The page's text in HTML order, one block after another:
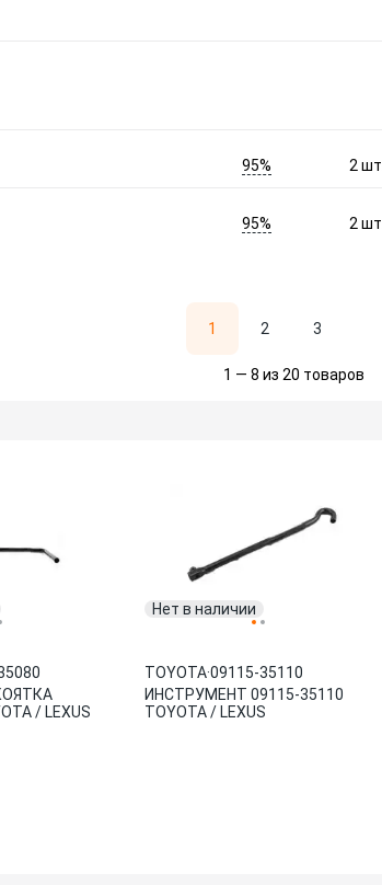
95% 2шт.
95% 2шт.
1 2 3
1 — 8 из 20 товаров
/ LEXUS
Нет в наличии
TOYOTA·09115-35110
ИНСТРУМЕНТ 09115-35110
TOYOTA / LEXUS